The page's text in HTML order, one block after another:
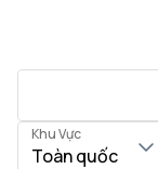
Khu Vực
Toàn quốc